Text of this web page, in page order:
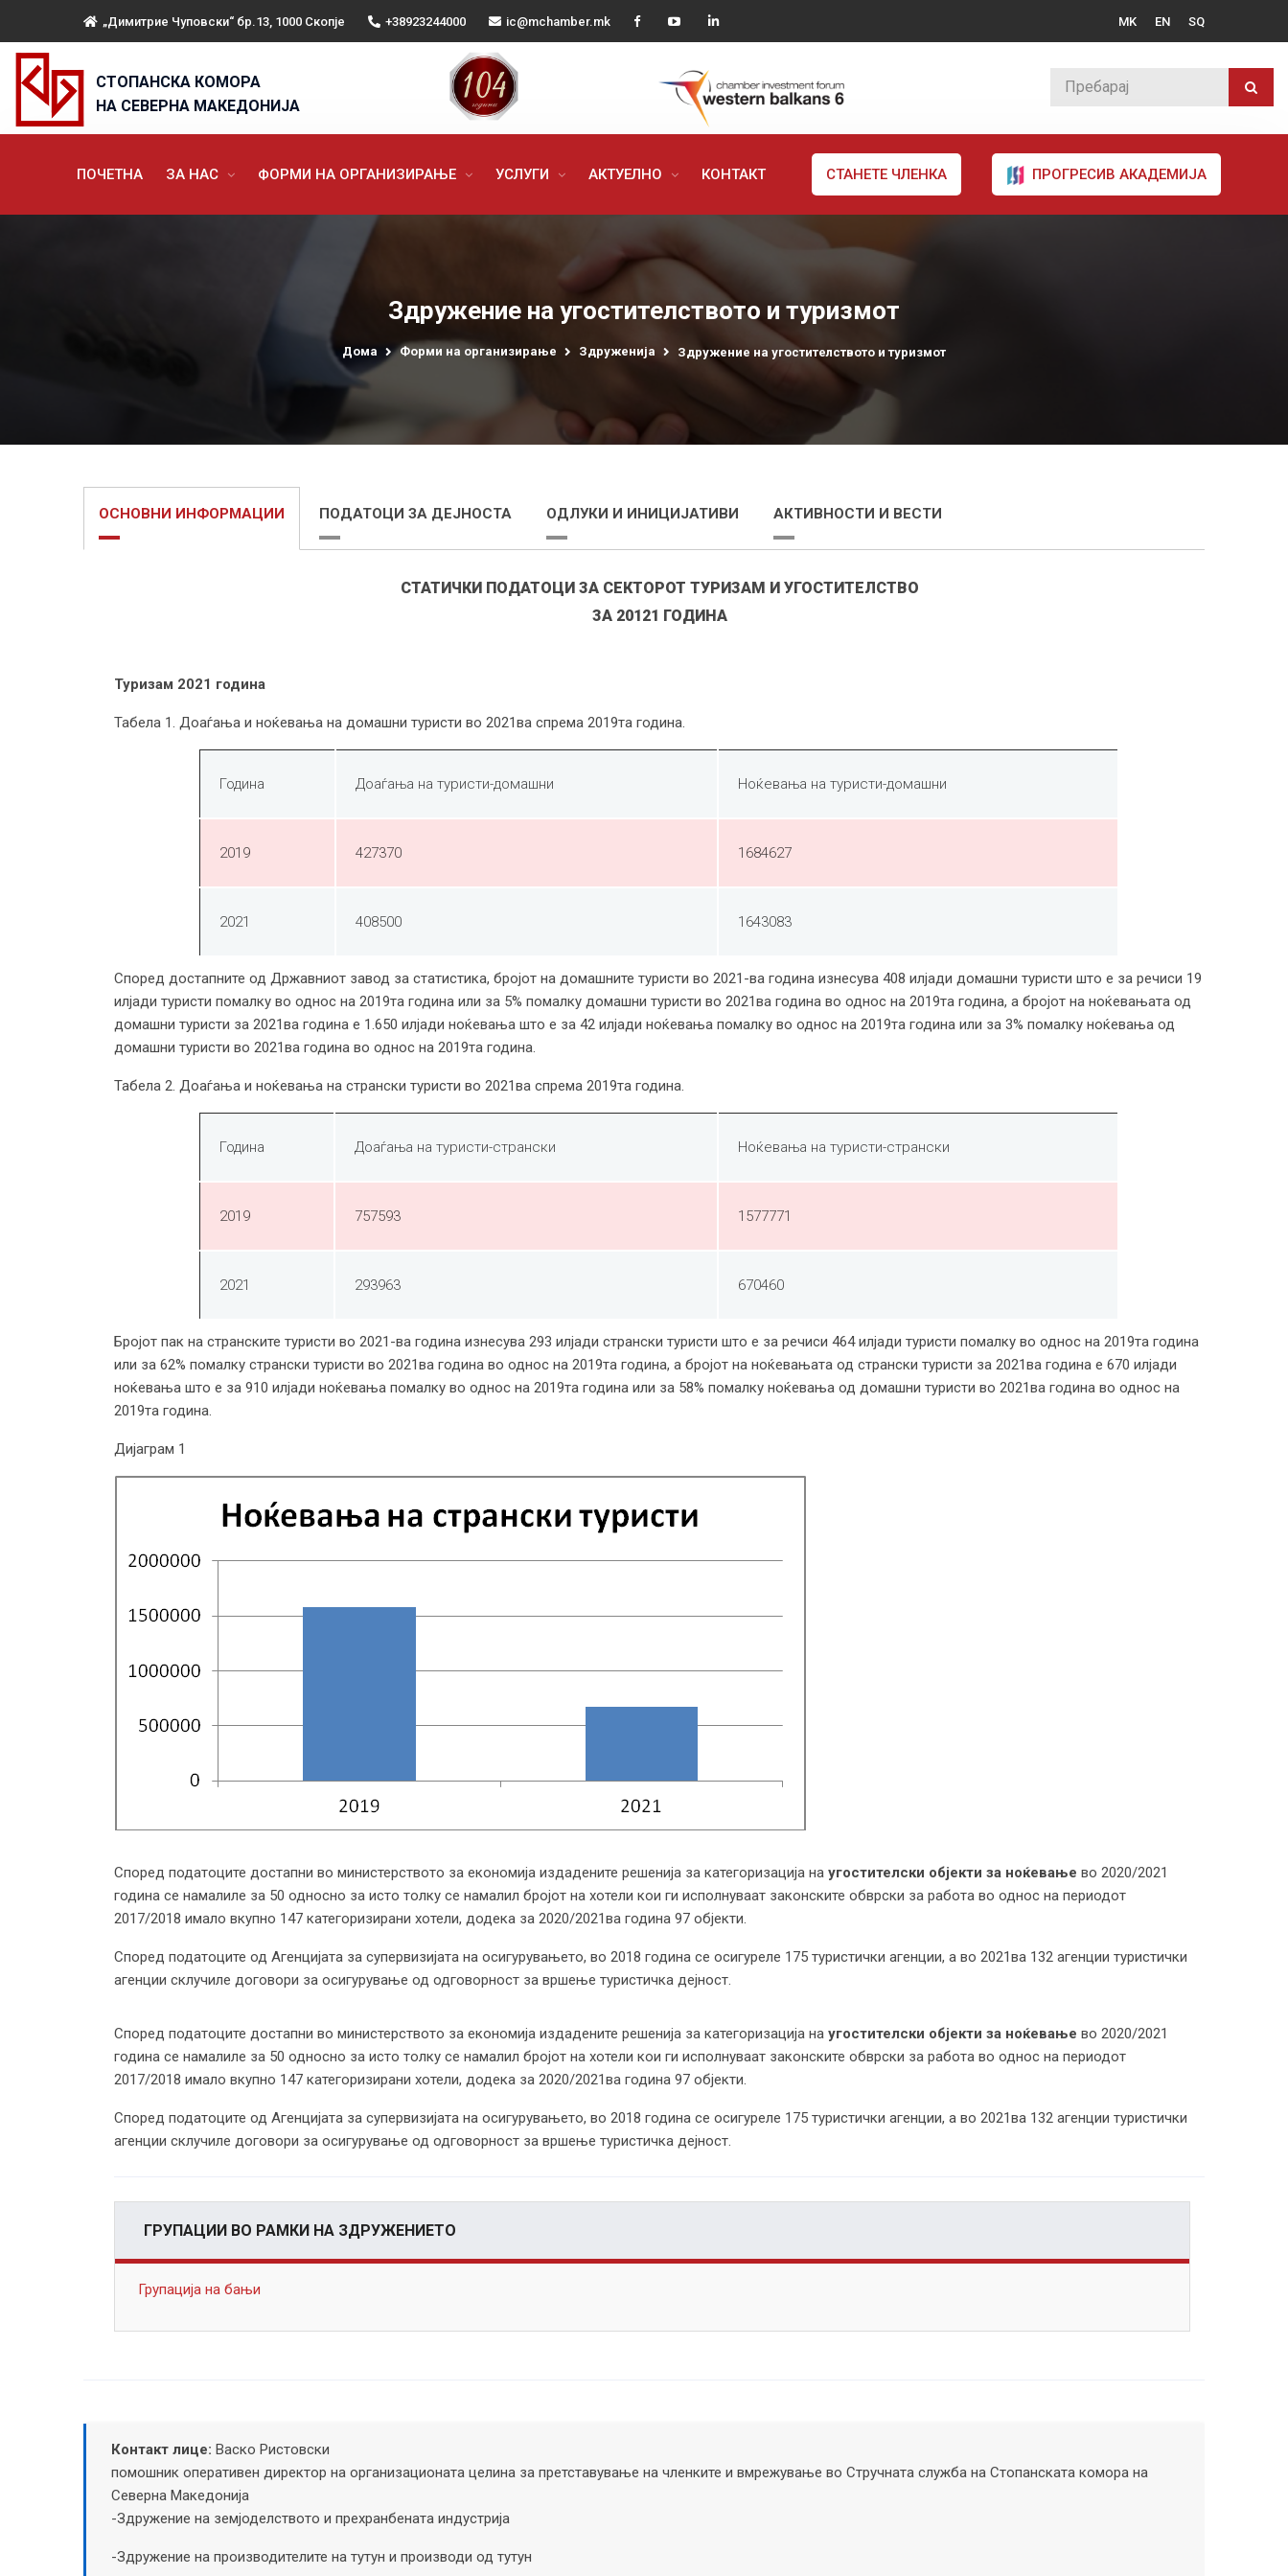
„Димитрие Чуповски“ бр.13, 1000 Скопје +38923244000 ic@mchamber.mk MK EN SQ
СТОПАНСКА КОМОРА
НА СЕВЕРНА МАКЕДОНИЈА
ПОЧЕТНА ЗА НАС ФОРМИ НА ОРГАНИЗИРАЊЕ УСЛУГИ АКТУЕЛНО КОНТАКТ СТАНЕТЕ ЧЛЕНКА ПРОГРЕСИВ АКАДЕМИЈА
Здружение на угостителството и туризмот
Дома Форми на организирање Здруженија Здружение на угостителството и туризмот
ОСНОВНИ ИНФОРМАЦИИ ПОДАТОЦИ ЗА ДЕЈНОСТА ОДЛУКИ И ИНИЦИЈАТИВИ АКТИВНОСТИ И ВЕСТИ
СТАТИЧКИ ПОДАТОЦИ ЗА СЕКТОРОТ ТУРИЗАМ И УГОСТИТЕЛСТВО
ЗА 20121 ГОДИНА
Туризам 2021 година
Табела 1. Доаѓања и ноќевања на домашни туристи во 2021ва спрема 2019та година.
Година Доаѓања на туристи-домашни Ноќевања на туристи-домашни
2019 427370 1684627
2021 408500 1643083
Според достапните од Државниот завод за статистика, бројот на домашните туристи во 2021-ва година изнесува 408 илјади домашни туристи што е за речиси 19
илјади туристи помалку во однос на 2019та година или за 5% помалку домашни туристи во 2021ва година во однос на 2019та година, а бројот на ноќевањата од
домашни туристи за 2021ва година е 1.650 илјади ноќевања што е за 42 илјади ноќевања помалку во однос на 2019та година или за 3% помалку ноќевања од
домашни туристи во 2021ва година во однос на 2019та година.
Табела 2. Доаѓања и ноќевања на странски туристи во 2021ва спрема 2019та година.
Година Доаѓања на туристи-странски Ноќевања на туристи-странски
2019 757593 1577771
2021 293963 670460
Бројот пак на странските туристи во 2021-ва година изнесува 293 илјади странски туристи што е за речиси 464 илјади туристи помалку во однос на 2019та година
или за 62% помалку странски туристи во 2021ва година во однос на 2019та година, а бројот на ноќевањата од странски туристи за 2021ва година е 670 илјади
ноќевања што е за 910 илјади ноќевања помалку во однос на 2019та година или за 58% помалку ноќевања од домашни туристи во 2021ва година во однос на
2019та година.
Дијаграм 1
Според податоците достапни во министерството за економија издадените решенија за категоризација на угостителски објекти за ноќевање во 2020/2021
година се намалиле за 50 односно за исто толку се намалил бројот на хотели кои ги исполнуваат законските обврски за работа во однос на периодот
2017/2018 имало вкупно 147 категоризирани хотели, додека за 2020/2021ва година 97 објекти.
Според податоците од Агенцијата за супервизијата на осигурувањето, во 2018 година се осигуреле 175 туристички агенции, а во 2021ва 132 агенции туристички
агенции склучиле договори за осигурување од одговорност за вршење туристичка дејност.
Според податоците достапни во министерството за економија издадените решенија за категоризација на угостителски објекти за ноќевање во 2020/2021
година се намалиле за 50 односно за исто толку се намалил бројот на хотели кои ги исполнуваат законските обврски за работа во однос на периодот
2017/2018 имало вкупно 147 категоризирани хотели, додека за 2020/2021ва година 97 објекти.
Според податоците од Агенцијата за супервизијата на осигурувањето, во 2018 година се осигуреле 175 туристички агенции, а во 2021ва 132 агенции туристички
агенции склучиле договори за осигурување од одговорност за вршење туристичка дејност.
ГРУПАЦИИ ВО РАМКИ НА ЗДРУЖЕНИЕТО
Групација на бањи
Контакт лице: Васко Ристовски
помошник оперативен директор на организационата целина за претставување на членките и вмрежување во Стручната служба на Стопанската комора на
Северна Македонија
-Здружение на земјоделството и прехранбената индустрија
-Здружение на производителите на тутун и производи од тутун